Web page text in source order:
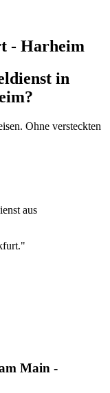
- Harheim
in
Ohne versteckten
Main -